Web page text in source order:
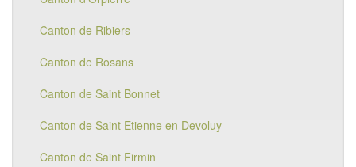
Canton de Ribiers
Canton de Rosans
Canton de Saint Bonnet
Canton de Saint Etienne en Devoluy
Canton de Saint Firmin